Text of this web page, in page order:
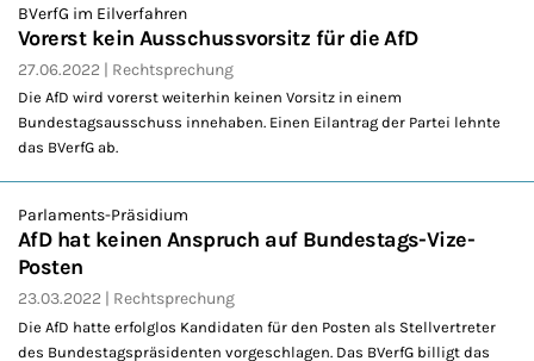
BVerfG im Eilverfahren
Vorerst kein Ausschussvorsitz für die AfD
27.06.2022 Rechtsprechung
Die AfD wird vorerst weiterhin keinen Vorsitz in einem
Bundestagsausschuss innehaben. Einen Eilantrag der Partei lehnte
das BVerfG ab.
Parlaments-Präsidium
AfD hat keinen Anspruch auf Bundestags-Vize-
Posten
23.03.2022 Rechtsprechung
Die AfD hatte erfolglos Kandidaten für den Posten als Stellvertreter
des Bundestagspräsidenten vorgeschlagen. Das BVerfG billigt das